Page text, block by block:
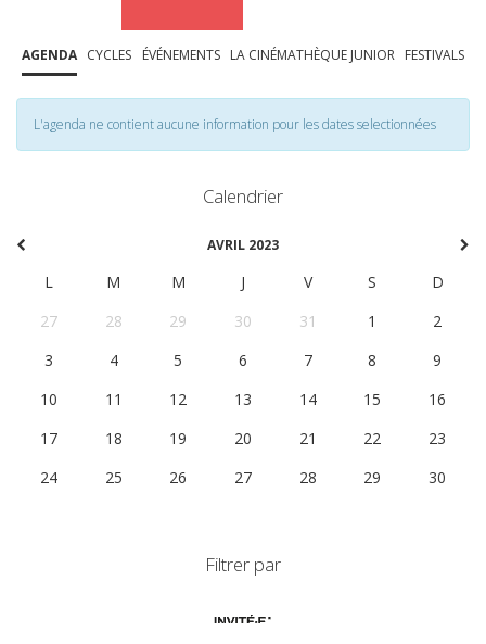
AGENDA CYCLES ÉVÉNEMENTS LA CINÉMATHÈQUE JUNIOR FESTIVALS
L'agenda ne contient aucune information pour les dates selectionnées
Calendrier
AVRIL 2023
L M M J V S
D
27
28 29 30 31 1
2
3
4 5 6 7 8
9
10
11 12 13 14 15
16
17
18 19 20 21 22
23
24
25 26 27 28 29 30
Filtrer par